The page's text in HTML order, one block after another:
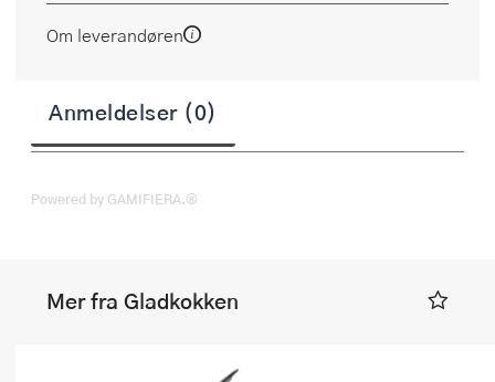
Om leverandøren
Anmeldelser (0)
Powered by GAMIFIERA.®
Mer fra Gladkokken